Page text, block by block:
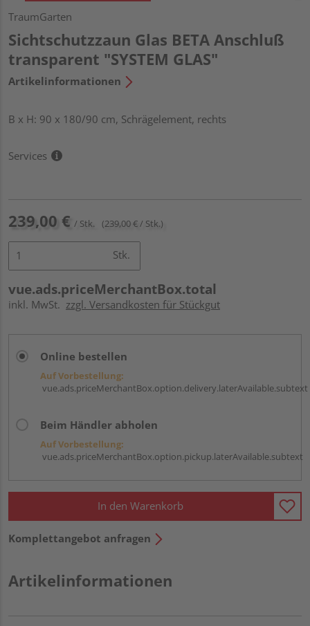
TraumGarten
Sichtschutzzaun Glas BETA Anschluß
transparent "SYSTEM GLAS"
Artikelinformationen
B x H: 90 x 180/90 cm, Schrägelement, rechts
Services
239,00 € / Stk. (239,00 € / Stk.)
Stk.
vue.ads.priceMerchantBox.total
inkl. MwSt. zzgl. Versandkosten für Stückgut
Online bestellen
Auf Vorbestellung:
vue.ads.priceMerchantBox.option.delivery.laterAvailable.subtext
Beim Händler abholen
Auf Vorbestellung:
vue.ads.priceMerchantBox.option.pickup.laterAvailable.subtext
In den Warenkorb
Komplettangebot anfragen
Artikelinformationen